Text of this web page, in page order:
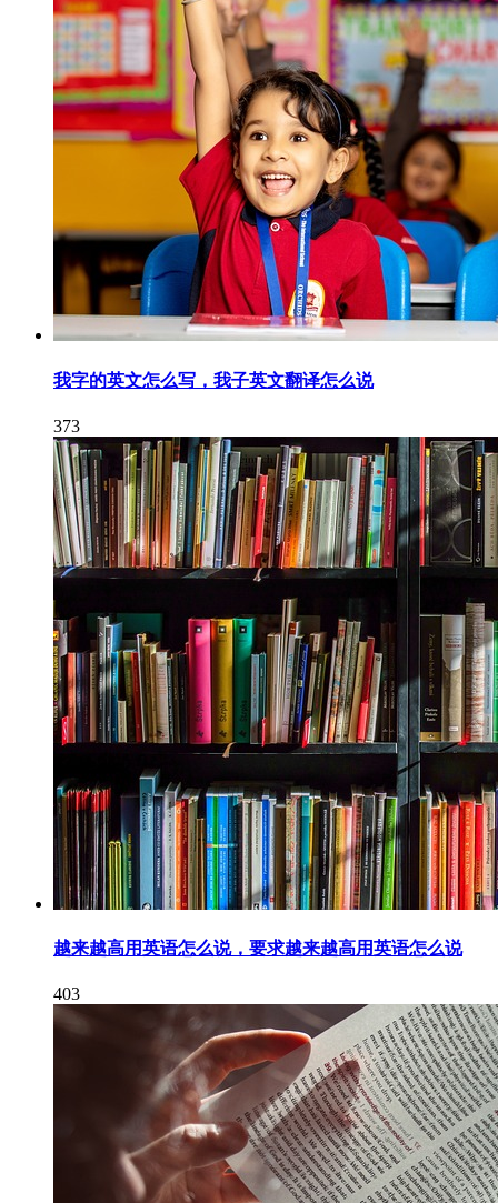
我字的英文怎么写，我子英文翻译怎么说
373
越来越高用英语怎么说，要求越来越高用英语怎么说
403